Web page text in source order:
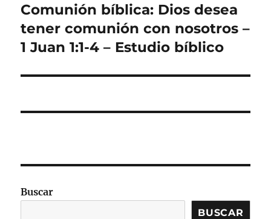
Entrada
siguiente:
Comunión bíblica: Dios desea
tener comunión con nosotros –
1 Juan 1:1-4 – Estudio bíblico
Buscar
BUSCAR